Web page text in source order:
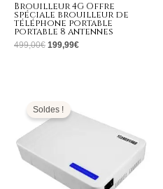
Brouilleur 4G Offre
spéciale brouilleur de
téléphone portable
portable 8 antennes
499,00€ 199,99€
Soldes !
à
399,99€